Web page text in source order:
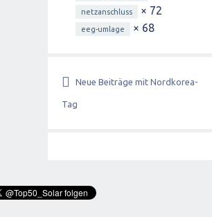
netzanschluss × 72
eeg-umlage × 68
Neue Beiträge mit Nordkorea-
Tag